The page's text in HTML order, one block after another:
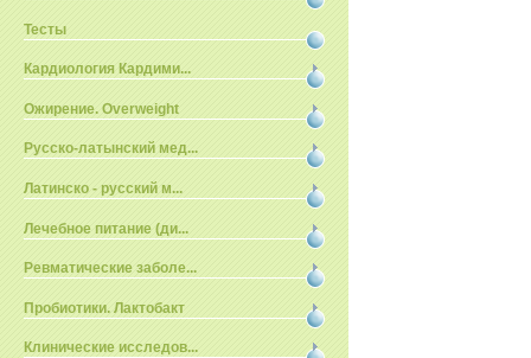
Тесты
Кардиология Кардими...
Ожирение. Overweight
Русско-латынский мед...
Латинско - русский м...
Лечебное питание (ди...
Ревматические заболе...
Пробиотики. Лактобакт
Клинические исследов...